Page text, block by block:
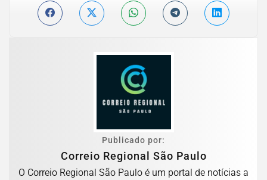
Publicado por:
Correio Regional São Paulo
O Correio Regional São Paulo é um portal de notícias a